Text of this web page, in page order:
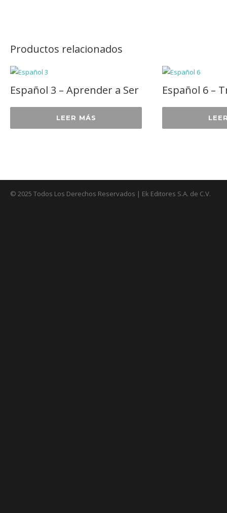
Productos relacionados
Español 3 – Aprender a Ser
LEER MÁS
Español 6 –
© 2025 Todos Los Derechos Reservados | Ek Editores S.A. de C.V.